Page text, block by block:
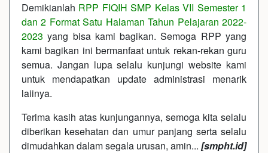
Demikianlah RPP FIQIH SMP Kelas VII Semester 1
dan 2 Format Satu Halaman Tahun Pelajaran 2022-
2023 yang bisa kami bagikan. Semoga RPP yang
kami bagikan ini bermanfaat untuk rekan-rekan guru
semua. Jangan lupa selalu kunjungi website kami
untuk mendapatkan update administrasi menarik
laiinya.
Terima kasih atas kunjungannya, semoga kita selalu
diberikan kesehatan dan umur panjang serta selalu
dimudahkan dalam segala urusan, amin... [smpht.id]